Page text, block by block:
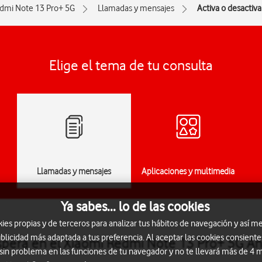
Note 13 Pro+ 5G Llamadas y mensajes Activa o
Elige el tema de tu consulta
Llamadas y mensajes Aplicaciones y multimedia
en el Xiaomi Redmi Note 13 Pro+ 5G
Ya sabes... lo de las cookies
propias y de terceros para analizar tus hábitos de navegación y así
más adaptada a tus preferencia. Al aceptar las cookies
problema en las funciones de tu navegador y no te llevará más de 4